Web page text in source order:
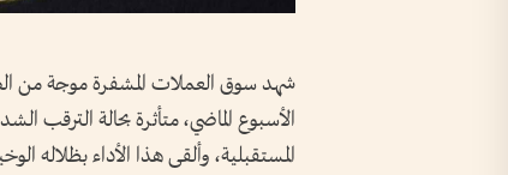
شهد سوق العملات المشفرة موجة من
الأسبوع الماضي، متأثرة بحالة الترقب
المستقبلية، وألقى هذا الأداء بظلاله